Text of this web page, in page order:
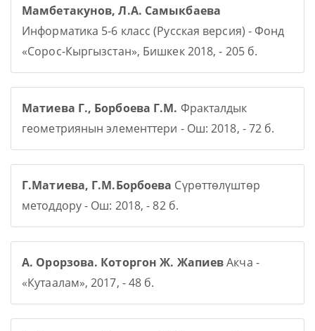
Мамбетакунов, Л.А. Самыкбаева
Информатика 5-6 класс (Русская версия) - Фонд
«Сорос-Кыргызстан», Бишкек 2018, - 205 б.
Матиева Г., Борбоева Г.М. Фракталдык
геометриянын элементтери - Ош: 2018, - 72 б.
Г.Матиева, Г.М.Борбоева Сүрөттөлүштөр
методдору - Ош: 2018, - 82 б.
А. Орорзова. Которгон Ж. ЖапиевАкча -
«Кутаалам», 2017, - 48 б.